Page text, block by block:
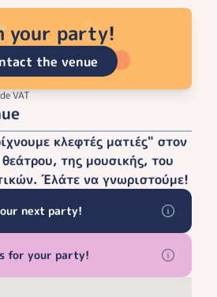
your party!
the venue
VAT
κλεφτές ματιές" στον
της μουσικής, του
Έλάτε να γνωριστούμε!
next party!
for your party!